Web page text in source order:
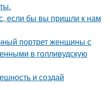
если бы вы пришли к нам
портрет женщины с
в голливудскую
и создай